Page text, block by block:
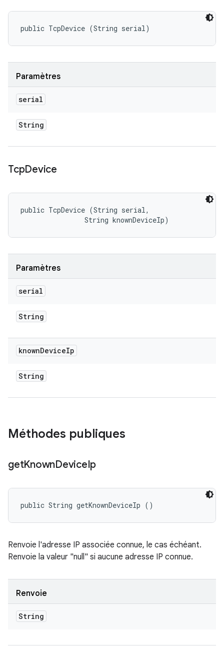
public TcpDevice (String serial)
Paramètres
serial
String
TcpDevice
public TcpDevice (String serial,
                String knownDeviceIp)
Paramètres
serial
String
knownDeviceIp
String
Méthodes publiques
getKnownDeviceIp
public String getKnownDeviceIp ()
Renvoie l'adresse IP associée connue, le cas échéant.
Renvoie la valeur "null" si aucune adresse IP connue.
Renvoie
String